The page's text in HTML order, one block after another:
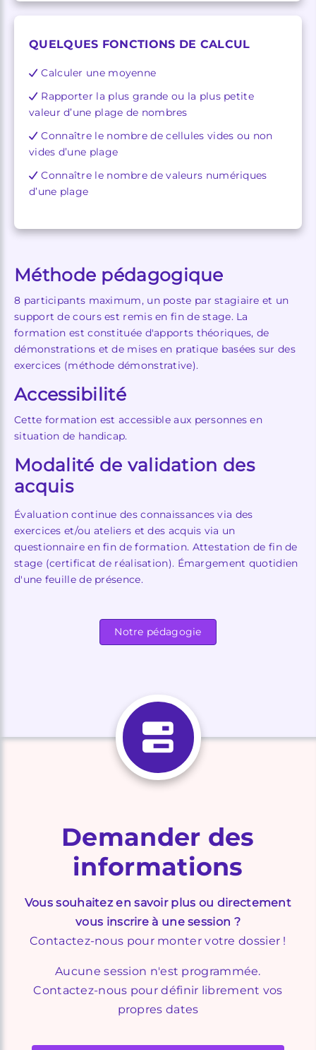
QUELQUES FONCTIONS DE CALCUL
Calculer une moyenne
Rapporter la plus grande ou la plus petite
valeur d’une plage de nombres
Connaître le nombre de cellules vides ou non
vides d’une plage
Connaître le nombre de valeurs numériques
d’une plage
Méthode pédagogique
8 participants maximum, un poste par stagiaire et un
support de cours est remis en fin de stage. La
formation est constituée d'apports théoriques, de
démonstrations et de mises en pratique basées sur des
exercices (méthode démonstrative).
Accessibilité
Cette formation est accessible aux personnes en
situation de handicap.
Modalité de validation des
acquis
Évaluation continue des connaissances via des
exercices et/ou ateliers et des acquis via un
questionnaire en fin de formation. Attestation de fin de
stage (certificat de réalisation). Émargement quotidien
d'une feuille de présence.
Notre pédagogie
Demander des
informations
Vous souhaitez en savoir plus ou directement
vous inscrire à une session ?
Contactez-nous pour monter votre dossier !
Aucune session n'est programmée.
Contactez-nous pour définir librement vos
propres dates